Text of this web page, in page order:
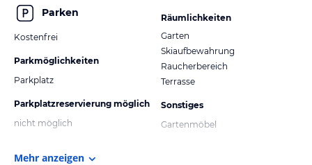
Parken
Kostenfrei
Parkmöglichkeiten
Parkplatz
Parkplatzreservierung möglich
nicht möglich
Räumlichkeiten
Garten
Skiaufbewahrung
Raucherbereich
Terrasse
Sonstiges
Gartenmöbel
Mehr anzeigen